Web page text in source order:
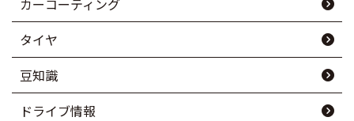
カーコーティング
タイヤ
豆知識
ドライブ情報